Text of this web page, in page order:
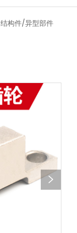
结构件/异型部件